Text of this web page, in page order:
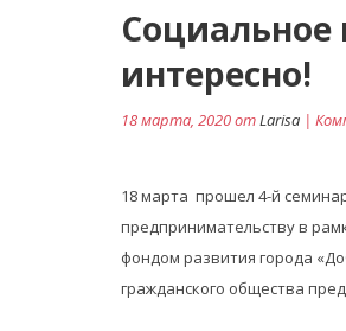
Социальное
интересно!
18 марта, 2020 отLarisa |
18 марта прошел 4-й
предпринимательству в
фондом развития города
гражданского общества
Навигация
по
записям